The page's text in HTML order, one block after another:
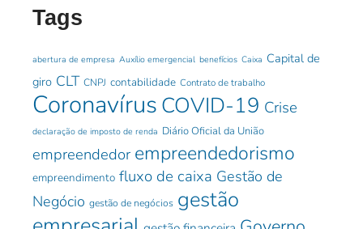
Tags
abertura de empresa Auxílio emergencial benefícios Caixa Capital de
giro CLT CNPJ contabilidade Contrato de trabalho
Coronavírus COVID-19 Crise
declaração de imposto de renda Diário Oficial da União
empreendedor empreendedorismo
empreendimento fluxo de caixa Gestão de
Negócio gestão de negócios gestão